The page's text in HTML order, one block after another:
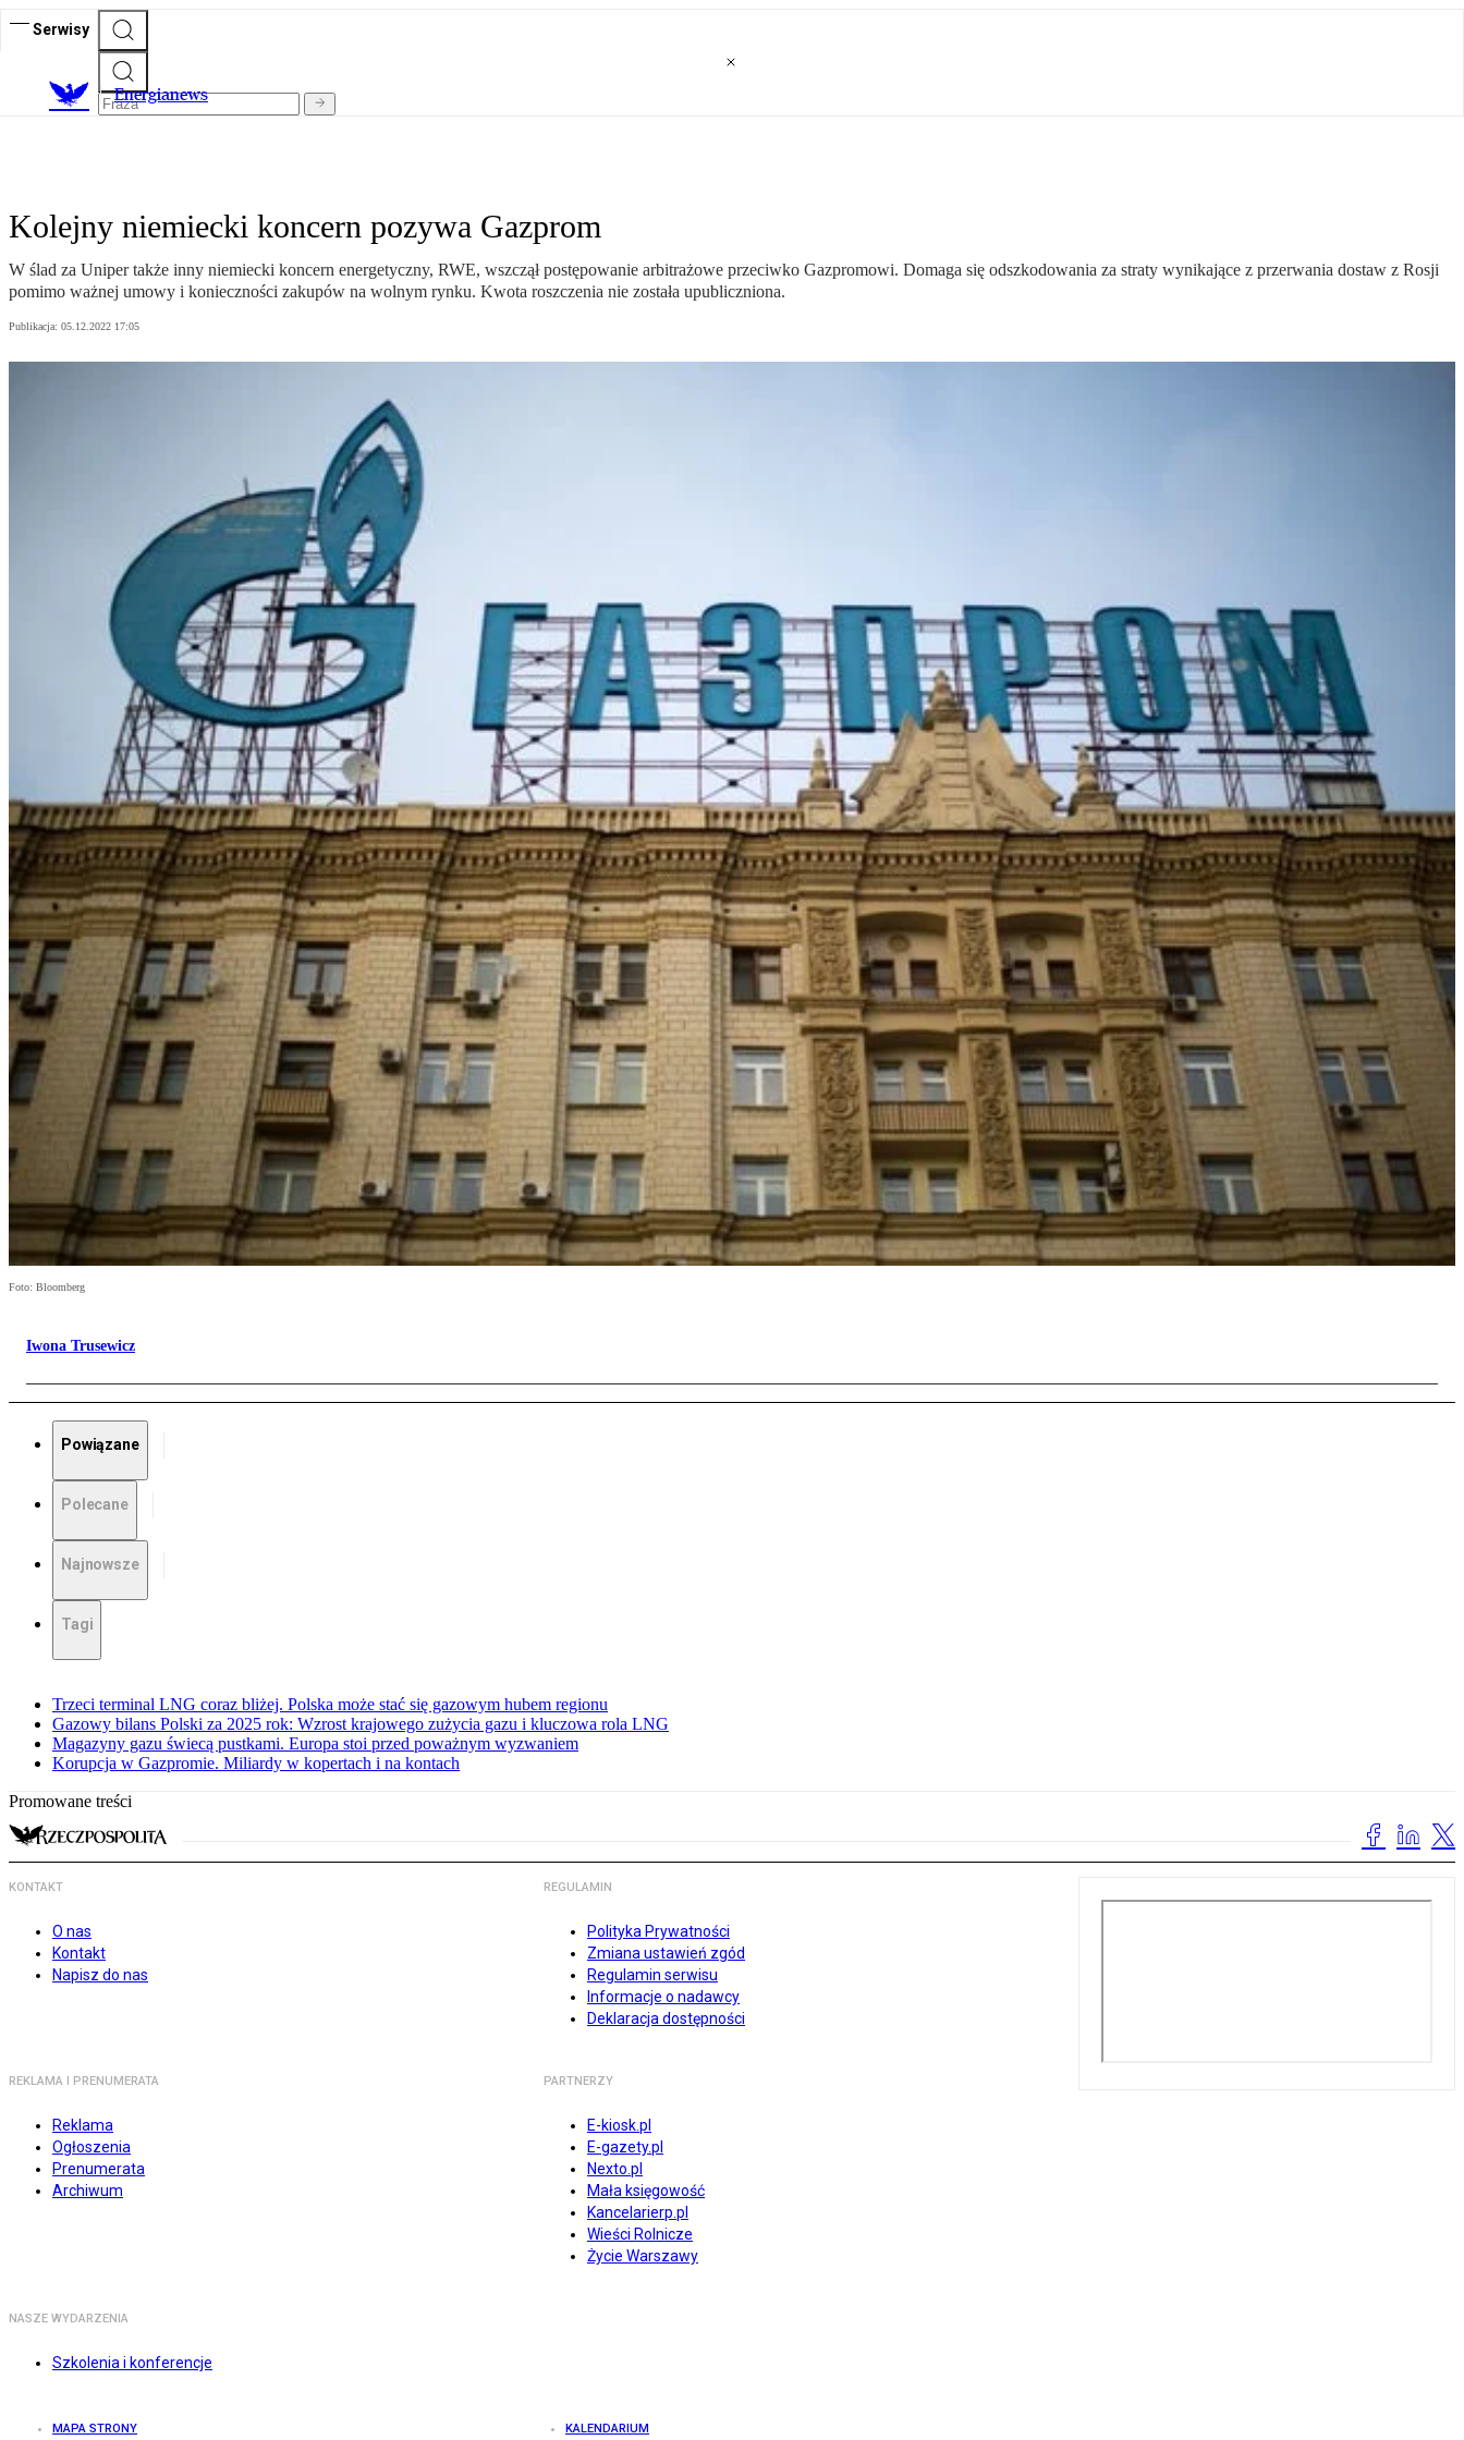
Serwisy
Energianews
Kolejny niemiecki koncern pozywa Gazprom
W ślad za Uniper także inny niemiecki koncern energetyczny, RWE, wszczął postępowanie arbitrażowe przeciwko Gazpromowi. Domaga się odszkodowania za straty wynikające z przerwania dostaw z Rosji
pomimo ważnej umowy i konieczności zakupów na wolnym rynku. Kwota roszczenia nie została upubliczniona.
Publikacja: 05.12.2022 17:05
Foto: Bloomberg
Iwona Trusewicz
Powiązane
Polecane
Najnowsze
Tagi
Trzeci terminal LNG coraz bliżej. Polska może stać się gazowym hubem regionu
Gazowy bilans Polski za 2025 rok: Wzrost krajowego zużycia gazu i kluczowa rola LNG
Magazyny gazu świecą pustkami. Europa stoi przed poważnym wyzwaniem
Korupcja w Gazpromie. Miliardy w kopertach i na kontach
Promowane treści
KONTAKT
O nas
Kontakt
Napisz do nas
REGULAMIN
Polityka Prywatności
Zmiana ustawień zgód
Regulamin serwisu
Informacje o nadawcy
Deklaracja dostępności
REKLAMA I PRENUMERATA
Reklama
Ogłoszenia
Prenumerata
Archiwum
PARTNERZY
E-kiosk.pl
E-gazety.pl
Nexto.pl
Mała księgowość
Kancelarierp.pl
Wieści Rolnicze
Życie Warszawy
NASZE WYDARZENIA
Szkolenia i konferencje
MAPA STRONY KALENDARIUM